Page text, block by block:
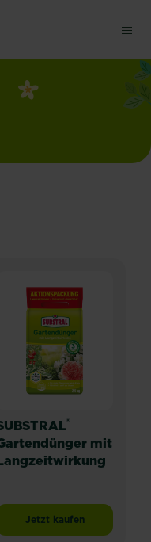
für
®
mit
Jetzt kaufenSUBSTRAL®